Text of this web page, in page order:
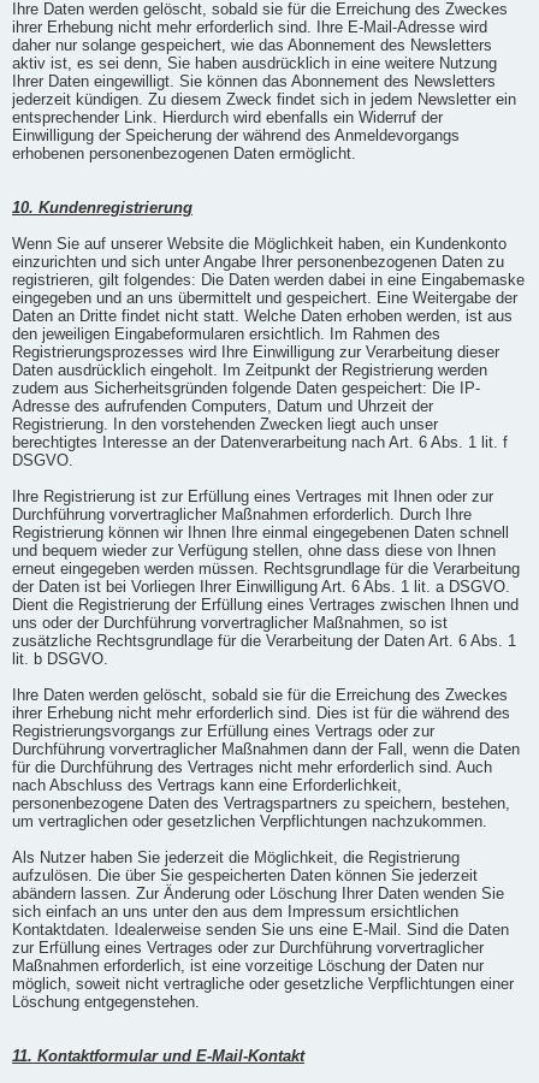
Ihre Daten werden gelöscht, sobald sie für die Erreichung des Zweckes
ihrer Erhebung nicht mehr erforderlich sind. Ihre E-Mail-Adresse wird
daher nur solange gespeichert, wie das Abonnement des Newsletters
aktiv ist, es sei denn, Sie haben ausdrücklich in eine weitere Nutzung
Ihrer Daten eingewilligt. Sie können das Abonnement des Newsletters
jederzeit kündigen. Zu diesem Zweck findet sich in jedem Newsletter ein
entsprechender Link. Hierdurch wird ebenfalls ein Widerruf der
Einwilligung der Speicherung der während des Anmeldevorgangs
erhobenen personenbezogenen Daten ermöglicht.
10. Kundenregistrierung
Wenn Sie auf unserer Website die Möglichkeit haben, ein Kundenkonto
einzurichten und sich unter Angabe Ihrer personenbezogenen Daten zu
registrieren, gilt folgendes: Die Daten werden dabei in eine Eingabemaske
eingegeben und an uns übermittelt und gespeichert. Eine Weitergabe der
Daten an Dritte findet nicht statt. Welche Daten erhoben werden, ist aus
den jeweiligen Eingabeformularen ersichtlich. Im Rahmen des
Registrierungsprozesses wird Ihre Einwilligung zur Verarbeitung dieser
Daten ausdrücklich eingeholt. Im Zeitpunkt der Registrierung werden
zudem aus Sicherheitsgründen folgende Daten gespeichert: Die IP-
Adresse des aufrufenden Computers, Datum und Uhrzeit der
Registrierung. In den vorstehenden Zwecken liegt auch unser
berechtigtes Interesse an der Datenverarbeitung nach Art. 6 Abs. 1 lit. f
DSGVO.
Ihre Registrierung ist zur Erfüllung eines Vertrages mit Ihnen oder zur
Durchführung vorvertraglicher Maßnahmen erforderlich. Durch Ihre
Registrierung können wir Ihnen Ihre einmal eingegebenen Daten schnell
und bequem wieder zur Verfügung stellen, ohne dass diese von Ihnen
erneut eingegeben werden müssen. Rechtsgrundlage für die Verarbeitung
der Daten ist bei Vorliegen Ihrer Einwilligung Art. 6 Abs. 1 lit. a DSGVO.
Dient die Registrierung der Erfüllung eines Vertrages zwischen Ihnen und
uns oder der Durchführung vorvertraglicher Maßnahmen, so ist
zusätzliche Rechtsgrundlage für die Verarbeitung der Daten Art. 6 Abs. 1
lit. b DSGVO.
Ihre Daten werden gelöscht, sobald sie für die Erreichung des Zweckes
ihrer Erhebung nicht mehr erforderlich sind. Dies ist für die während des
Registrierungsvorgangs zur Erfüllung eines Vertrags oder zur
Durchführung vorvertraglicher Maßnahmen dann der Fall, wenn die Daten
für die Durchführung des Vertrages nicht mehr erforderlich sind. Auch
nach Abschluss des Vertrags kann eine Erforderlichkeit,
personenbezogene Daten des Vertragspartners zu speichern, bestehen,
um vertraglichen oder gesetzlichen Verpflichtungen nachzukommen.
Als Nutzer haben Sie jederzeit die Möglichkeit, die Registrierung
aufzulösen. Die über Sie gespeicherten Daten können Sie jederzeit
abändern lassen. Zur Änderung oder Löschung Ihrer Daten wenden Sie
sich einfach an uns unter den aus dem Impressum ersichtlichen
Kontaktdaten. Idealerweise senden Sie uns eine E-Mail. Sind die Daten
zur Erfüllung eines Vertrages oder zur Durchführung vorvertraglicher
Maßnahmen erforderlich, ist eine vorzeitige Löschung der Daten nur
möglich, soweit nicht vertragliche oder gesetzliche Verpflichtungen einer
Löschung entgegenstehen.
11. Kontaktformular und E-Mail-Kontakt